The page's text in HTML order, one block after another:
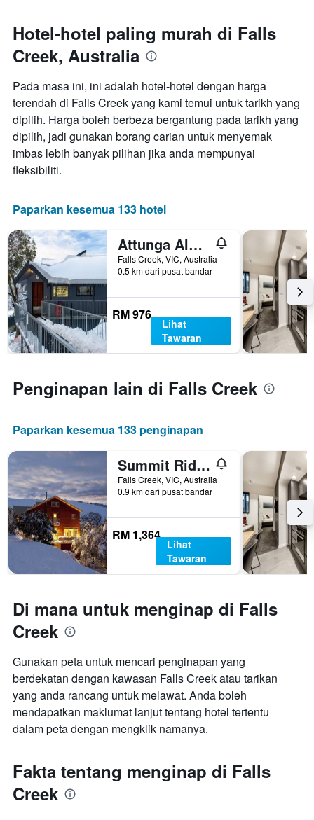
yang
memaparkan
harga
bilik
hujung
minggu
ini
yang
ditemui
dalam
lalu
X
yang
memaparkan
hari
sebelum
penginapan
Carta
mempunyai
1
paksi
memaparkan
purata
bilik
Hotel-hotel paling murah di Falls
Creek, Australia
Pada masa ini, ini adalah hotel-hotel dengan harga
terendah di Falls Creek yang kami temui untuk tarikh yang
dipilih. Harga boleh berbeza bergantung pada tarikh yang
dipilih, jadi gunakan borang carian untuk menyemak
imbas lebih banyak pilihan jika anda mempunyai
fleksibiliti.
Paparkan kesemua 133 hotel
Attunga Alpine Lodge & Apartments
Falls Creek, VIC, Australia
0.5 km dari pusat bandar
RM 976
Lihat
Tawaran
Penginapan lain di Falls Creek
Paparkan kesemua 133 penginapan
Summit Ridge Alpine Lodge
Falls Creek, VIC, Australia
0.9 km dari pusat bandar
RM 1,364
Lihat
Tawaran
Di mana untuk menginap di Falls
Creek
Gunakan peta untuk mencari penginapan yang
berdekatan dengan kawasan Falls Creek atau tarikan
yang anda rancang untuk melawat. Anda boleh
mendapatkan maklumat lanjut tentang hotel tertentu
dalam peta dengan mengklik namanya.
Fakta tentang menginap di Falls
Creek